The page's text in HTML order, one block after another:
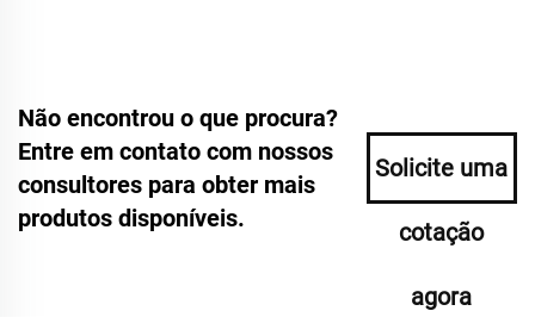
Não encontrou o que procura?
Entre em contato com nossos
consultores para obter mais
produtos disponíveis.
Solicite uma
cotação
agora